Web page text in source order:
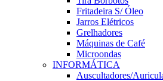
Fritadeira S/ Óleo
Jarros Elétricos
Grelhadores
Máquinas de Café
Microondas
INFORMÁTICA
Auscultadores/